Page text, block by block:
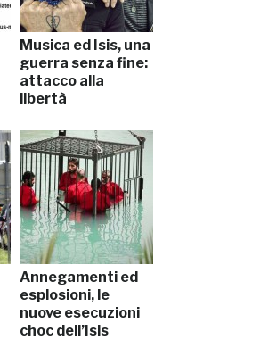
Musica ed Isis, una
guerra senza fine:
attacco alla
libertà
Annegamenti ed
esplosioni, le
nuove esecuzioni
choc dell’Isis